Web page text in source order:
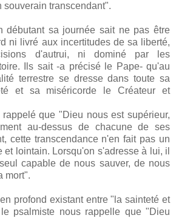
souverain transcendant".
débutant sa journée sait ne pas être
ni livré aux incertitudes de sa liberté,
d'autrui, ni dominé par les
Ils sait -a précisé le Pape- qu'au
terrestre se dresse dans toute sa
et sa miséricorde le Créateur et
que "Dieu nous est supérieur,
au-dessus de chacune de ses
cette transcendance n'en fait pas un
lointain. Lorsqu'on s'adresse à lui, il
capable de nous sauver, de nous
mort".
profond existant entre "la sainteté et
psalmiste nous rappelle que "Dieu